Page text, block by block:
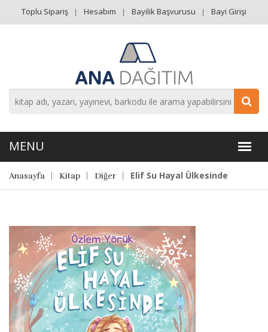
Toplu Sipariş Hesabım Bayilik Başvurusu Bayi Girişi
Anasayfa Kitap Diğer Elif Su Hayal Ülkesinde